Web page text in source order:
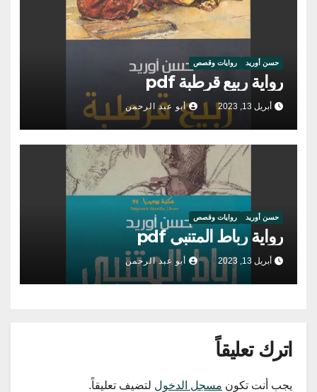
حسن أوريد روايات وقصص
رواية ربيع قرطبة pdf
أبريل 13, 2023 أبو عبد الرحمن
حسن أوريد روايات وقصص
رواية رباط المتنبي pdf
أبريل 13, 2023 أبو عبد الرحمن
اترك تعليقاً
يجب أنت تكون مسجل الدخول لتضيف تعليقاً.